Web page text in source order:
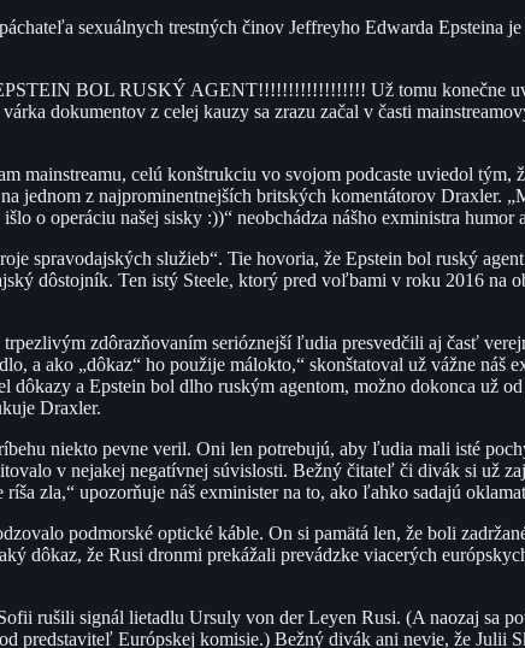
sexuálnych trestných činov Jeffreyho Edwarda Epsteina
BOL RUSKÝ AGENT!!!!!!!!!!!!!!!!!! Už tomu konečne
dokumentov z celej kauzy sa zrazu začal v časti
mainstreamu, celú konštrukciu vo svojom podcaste uviedol tým,
jednom z najprominentnejších britských komentátorov Draxler.
o operáciu našej sisky :))“ neobchádza nášho exministra humor
spravodajských služieb“. Tie hovoria, že Epstein bol ruský
dôstojník. Ten istý Steele, ktorý pred voľbami v roku 2016 na
zdôrazňovaním serióznejší ľudia presvedčili aj časť
a ako „dôkaz“ ho použije málokto,“ skonštatoval už vážne náš
a Epstein bol dlho ruským agentom, možno dokonca už
Draxler.
niekto pevne veril. Oni len potrebujú, aby ľudia mali isté
v nejakej negatívnej súvislosti. Bežný čitateľ či divák si už
zla,“ upozorňuje náš exminister na to, ako ľahko sadajú
podmorské optické káble. On si pamätá len, že boli
dôkaz, že Rusi dronmi prekážali prevádzke viacerých
rušili signál lietadlu Ursuly von der Leyen Rusi. (A naozaj sa
predstaviteľ Európskej komisie.) Bežný divák ani nevie, že Julii